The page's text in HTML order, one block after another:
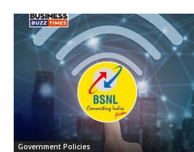
Government Policies